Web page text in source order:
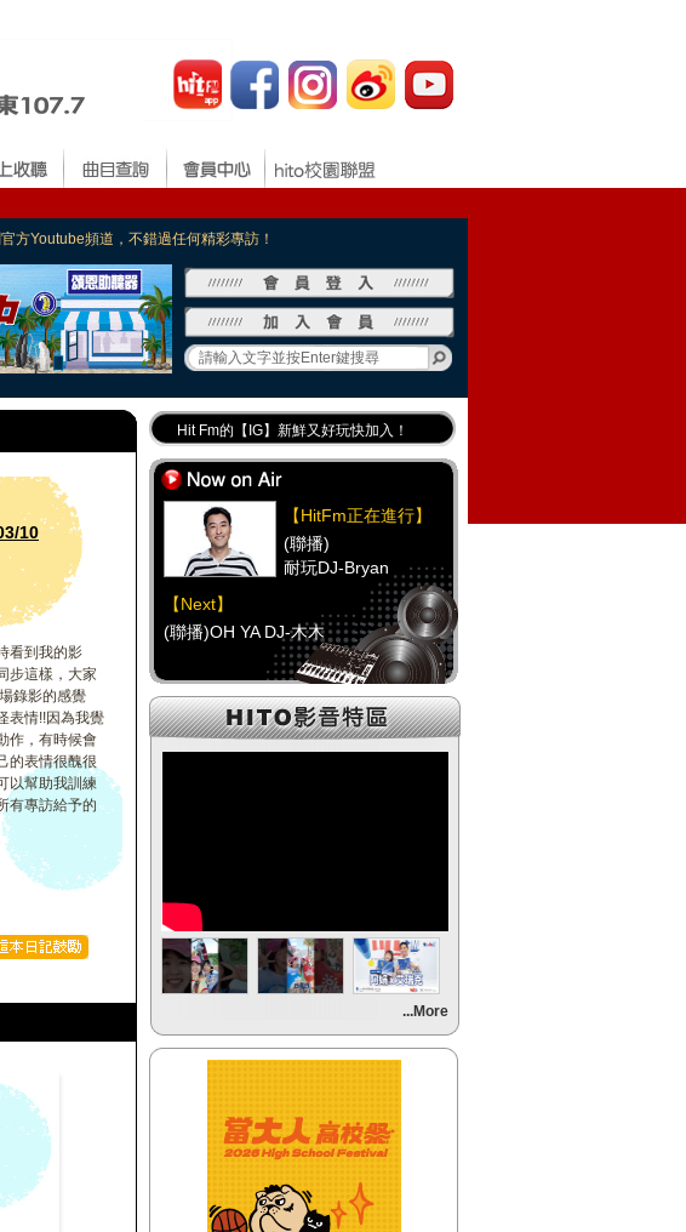
方Youtube頻道，不錯過任何精彩專訪！
10
看到我的影
步這樣，大家
錄影的感覺
表情!!因為我覺
作，有時候會
的表情很醜很
以幫助我訓練
有專訪給予的
Hit Fm的【IG】新鮮又好玩快加入！
Hit Fm【FB臉書粉絲團】等你加入！
最專業《DJ推薦》好音樂千萬別錯過！
好康報報 最新優惠訊息都在這！
【HitFm正在進行】
(聯播)
耐玩DJ-Bryan
【Next】
(聯播)OH YA DJ-木木
【HitFm正在進行】
(聯播)
(聯播)
耐玩DJ-Bryan
【Next】
(聯播)
耐玩DJ-Bryan
(聯播)OH YA DJ-木木
...More